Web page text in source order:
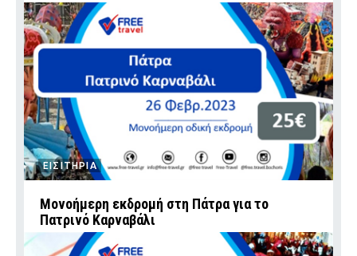
ΕΙΣΙΤΗΡΙΑ
Μονοήμερη εκδρομή στη Πάτρα για το
Πατρινό Καρναβάλι